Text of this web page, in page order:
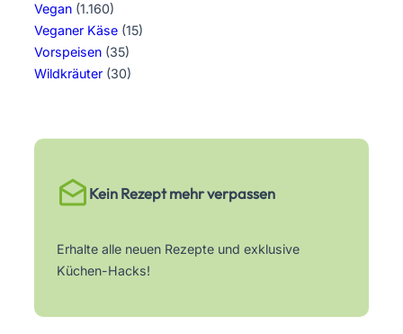
Vegan (1.160)
Veganer Käse (15)
Vorspeisen (35)
Wildkräuter (30)
Kein Rezept mehr verpassen
Erhalte alle neuen Rezepte und exklusive
Küchen-Hacks!